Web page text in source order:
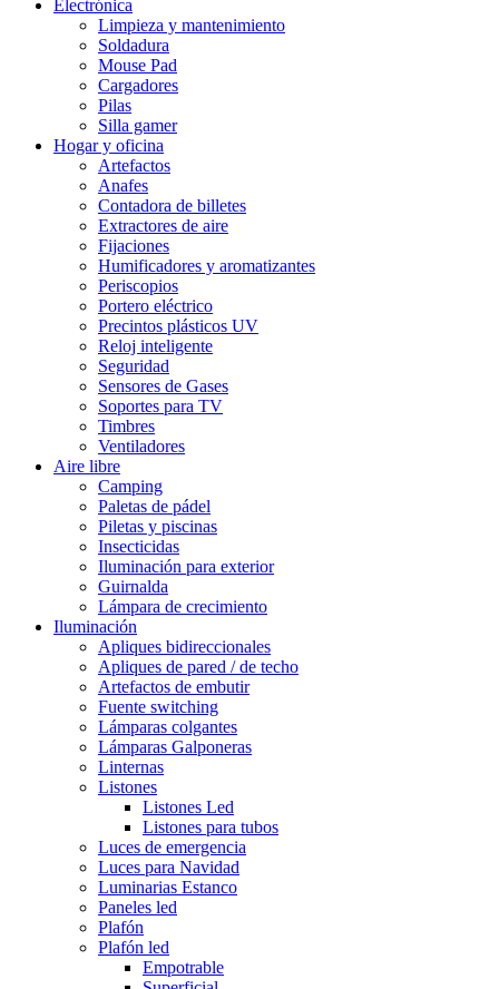
Electrónica
Limpieza y mantenimiento
Soldadura
Mouse Pad
Cargadores
Pilas
Silla gamer
Hogar y oficina
Artefactos
Anafes
Contadora de billetes
Extractores de aire
Fijaciones
Humificadores y aromatizantes
Periscopios
Portero eléctrico
Precintos plásticos UV
Reloj inteligente
Seguridad
Sensores de Gases
Soportes para TV
Timbres
Ventiladores
Aire libre
Camping
Paletas de pádel
Piletas y piscinas
Insecticidas
Iluminación para exterior
Guirnalda
Lámpara de crecimiento
Iluminación
Apliques bidireccionales
Apliques de pared / de techo
Artefactos de embutir
Fuente switching
Lámparas colgantes
Lámparas Galponeras
Linternas
Listones
Listones Led
Listones para tubos
Luces de emergencia
Luces para Navidad
Luminarias Estanco
Paneles led
Plafón
Plafón led
Empotrable